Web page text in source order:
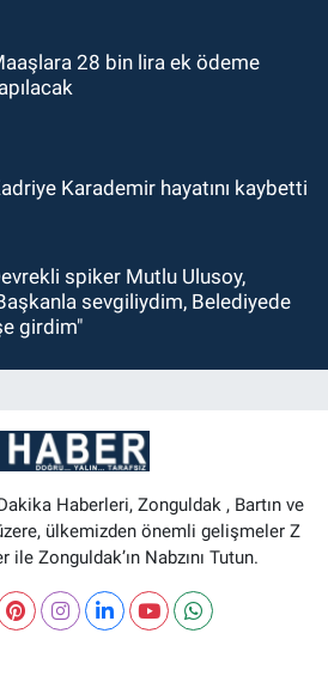
28 bin lira ek ödeme
Karademir hayatını kaybetti
spiker Mutlu Ulusoy,
sevgiliydim, Belediyede
girdim"
Haberleri, Zonguldak , Bartın ve
ülkemizden önemli gelişmeler Z
ile Zonguldak’ın Nabzını Tutun.